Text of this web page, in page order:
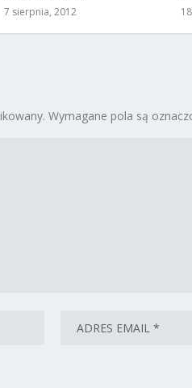
7 sierpnia, 2012
Wymagane pola są